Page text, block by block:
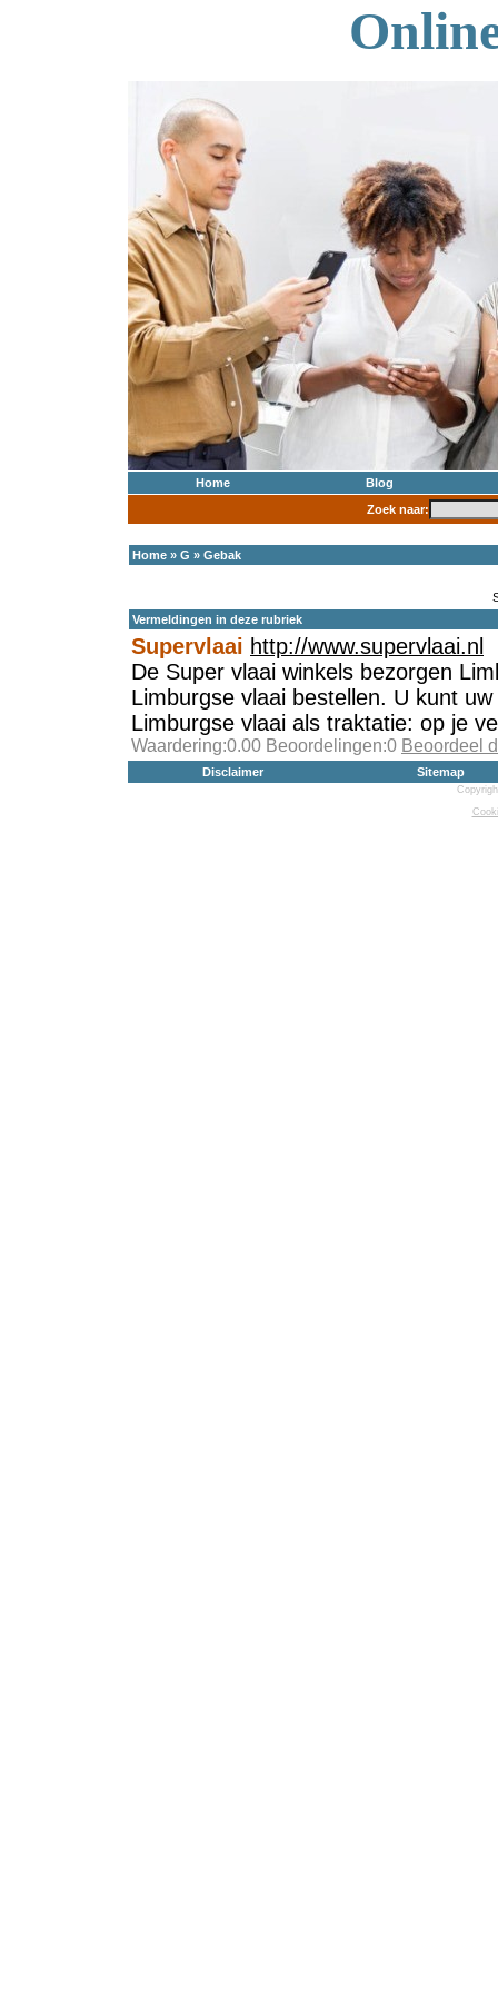
Home
Blog
Zoek naar:
Home » G » Gebak
Vermeldingen in deze rubriek
Supervlaai http://www.supervlaai.nl
De Super vlaai winkels bezorgen
Limburgse vlaai bestellen. U kunt
Limburgse vlaai als traktatie: op je
Waardering:0.00 Beoordelingen:0 Beoordeel
Disclaimer Sitemap